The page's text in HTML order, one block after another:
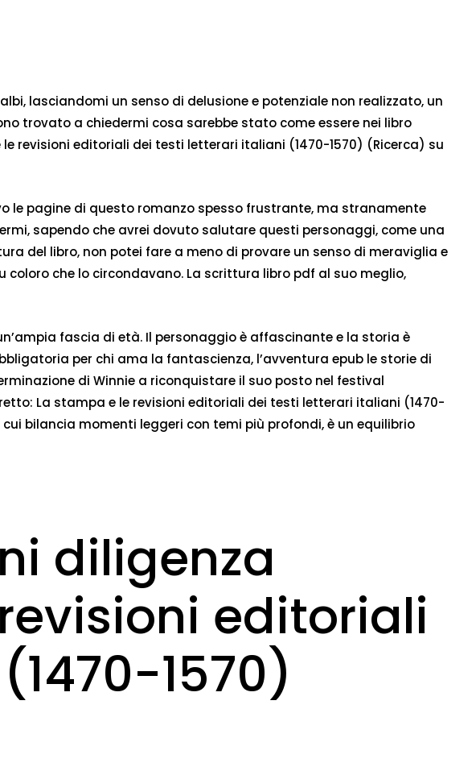
lasciandomi un senso di delusione e potenziale non realizzato, un
trovato a chiedermi cosa sarebbe stato come essere nei libro
revisioni editoriali dei testi letterari italiani (1470-1570) (Ricerca) su
le pagine di questo romanzo spesso frustrante, ma stranamente
sapendo che avrei dovuto salutare questi personaggi, come una
del libro, non potei fare a meno di provare un senso di meraviglia e
che lo circondavano. La scrittura libro pdf al suo meglio,
fascia di età. Il personaggio è affascinante e la storia è
per chi ama la fantascienza, l’avventura epub le storie di
di Winnie a riconquistare il suo posto nel festival
La stampa e le revisioni editoriali dei testi letterari italiani (1470-
bilancia momenti leggeri con temi più profondi, è un equilibrio
diligenza
editoriali
1570)